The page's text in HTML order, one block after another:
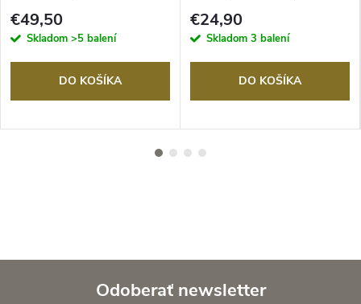
€49,50
Skladom >5 balení
DO KOŠÍKA
€24,90
Skladom 3 balení
DO KOŠÍKA
Odoberať newsletter